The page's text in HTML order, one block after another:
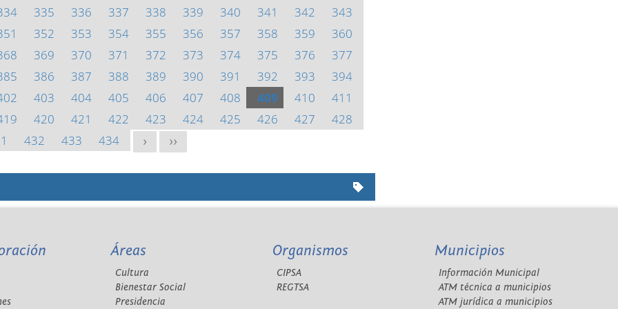
335 336 337 338 339 340 341 342
343
352 353 354 355 356 357 358 359
360
369 370 371 372 373 374 375 376
377
386 387 388 389 390 391 392 393
394
403 404 405 406 407 408 409 410
411
420 421 422 423 424 425 426 427
428
432 433 434 > >>
Áreas
Cultura
Bienestar Social
Presidencia
Organismos
CIPSA
REGTSA
Municipios
Información Municipal
ATM técnica a municipios
ATM jurídica a municipios